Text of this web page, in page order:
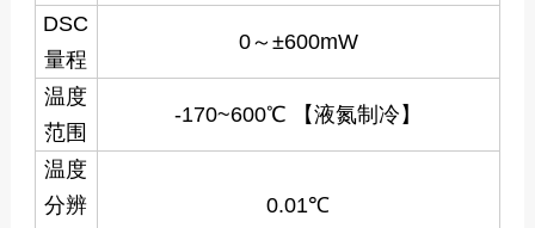
DSC
量程
0～±600mW
温度
范围
-170~600℃ 【液氮制冷】
温度
分辨
0.01℃